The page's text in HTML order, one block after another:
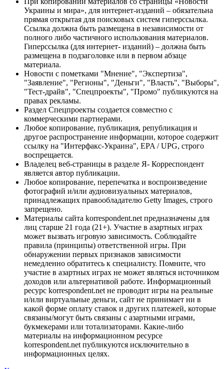
Украины и мира», для интернет-изданий – обязательна
прямая открытая для поисковых систем гиперссылка.
Ссылка должна быть размещена в независимости от
полного либо частичного использования материалов.
Гиперссылка (для интернет- изданий) – должна быть
размещена в подзаголовке или в первом абзаце
материала.
Новости с пометками "Мнение", "Экспертиза",
"Заявление", "Регионы", "Деньги", "Власть", "Выборы",
"Тест-драйв", "Спецпроекты", "Промо" публикуются на
правах рекламы.
Раздел Спецпроекты создается совместно с
коммерческими партнерами.
Любое копирование, публикация, републикация и
другое распространение информации, которое содержит
ссылку на "Интерфакс-Украина", EPA / UPG, строго
воспрещается.
Владелец веб-страницы в разделе Я- Корреспондент
является автор публикации.
Любое копирование, перепечатка и воспроизведение
фотографий и/или аудиовизуальных материалов,
принадлежащих правообладателю Getty Images, строго
запрещено.
Материалы сайта korrespondent.net предназначены для
лиц старше 21 года (21+). Участие в азартных играх
может вызвать игровую зависимость. Соблюдайте
правила (принципы) ответственной игры. При
обнаружении первых признаков зависимости
немедленно обратитесь к специалисту. Помните, что
участие в азартных играх не может являться источником
доходов или альтернативой работе. Информационный
ресурс korrespondent.net не проводит игры на реальные
и/или виртуальные деньги, сайт не принимает ни в
какой форме оплату ставок и других платежей, которые
связаны/могут быть связаны с азартными играми,
букмекерами или тотализаторами. Какие-либо
материалы на информационном ресурсе
korrespondent.net публикуются исключительно в
информационных целях.